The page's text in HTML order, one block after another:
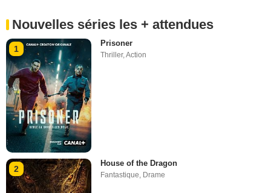
Nouvelles séries les + attendues
1
Prisoner
Thriller,Action
2
House of the Dragon
Fantastique Drame